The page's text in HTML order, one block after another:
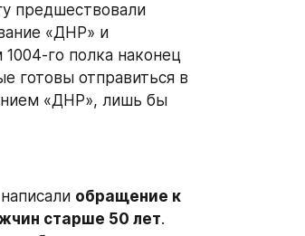
предшествовали
«ДНР» и
го полка наконец
готовы отправиться в
«ДНР», лишь бы
обращение к
старше 50 лет.